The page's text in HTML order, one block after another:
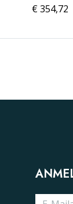
€ 354,72